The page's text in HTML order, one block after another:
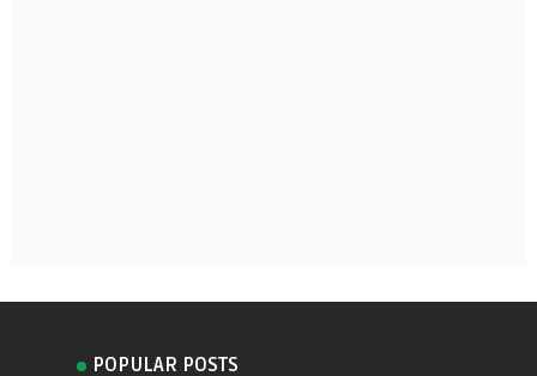
POPULAR POSTS